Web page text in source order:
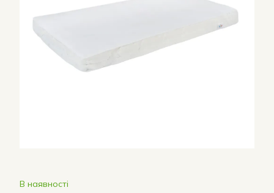
В наявності